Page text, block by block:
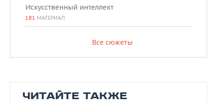
Искусственный интеллект
181 МАТЕРИАЛ
Все сюжеты
ЧИТАЙТЕ ТАКЖЕ